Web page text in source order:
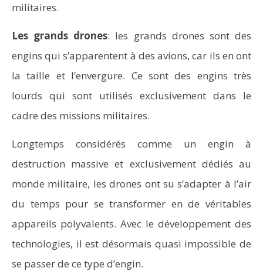
militaires.
Les grands drones: les grands drones sont des
engins qui s’apparentent à des avions, car ils en ont
la taille et l’envergure. Ce sont des engins très
lourds qui sont utilisés exclusivement dans le
cadre des missions militaires.
Longtemps considérés comme un engin à
destruction massive et exclusivement dédiés au
monde militaire, les drones ont su s’adapter à l’air
du temps pour se transformer en de véritables
appareils polyvalents. Avec le développement des
technologies, il est désormais quasi impossible de
se passer de ce type d’engin.